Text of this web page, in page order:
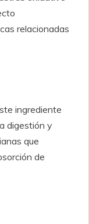
relacionadas
ingrediente
digestión y
que
de